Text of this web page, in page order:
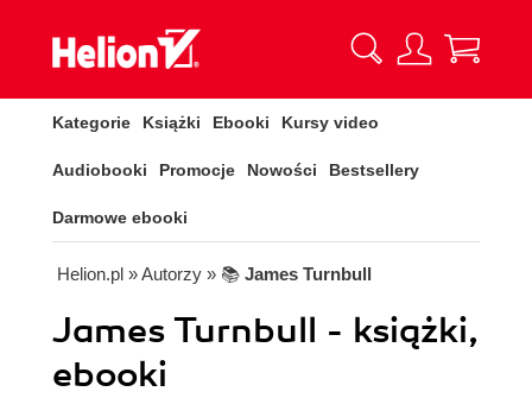
Kategorie Książki Ebooki Kursy video
Audiobooki Promocje Nowości Bestsellery
Darmowe ebooki
Helion.pl » Autorzy » 📚 James Turnbull
James Turnbull - książki,
ebooki